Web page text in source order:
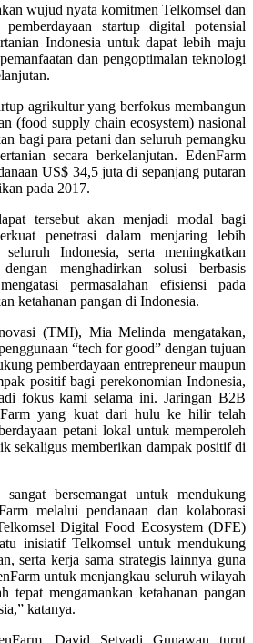
wujud nyata komitmen Telkomsel dan
startup digital potensial
Indonesia untuk dapat lebih maju
dan pengoptimalan teknologi
agrikultur yang berfokus membangun
(food supply chain ecosystem) nasional
bagi para petani dan seluruh pemangku
secara berkelanjutan. EdenFarm
US$ 34,5 juta di sepanjang putaran
pada 2017.
tersebut akan menjadi modal bagi
penetrasi dalam menjaring lebih
Indonesia, serta meningkatkan
menghadirkan solusi berbasis
permasalahan efisiensi pada
ketahanan pangan di Indonesia.
(TMI), Mia Melinda mengatakan,
“tech for good” dengan tujuan
pemberdayaan entrepreneur maupun
positif bagi perekonomian Indonesia,
fokus kami selama ini. Jaringan B2B
yang kuat dari hulu ke hilir telah
petani lokal untuk memperoleh
sekaligus memberikan dampak positif di
bersemangat untuk mendukung
melalui pendanaan dan kolaborasi
Digital Food Ecosystem (DFE)
inisiatif Telkomsel untuk mendukung
serta kerja sama strategis lainnya guna
untuk menjangkau seluruh wilayah
tepat mengamankan ketahanan pangan
katanya.
David Setyadi Gunawan turut